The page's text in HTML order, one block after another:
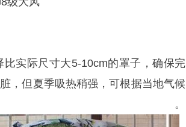
实际尺寸大5-10cm的罩子，确保完
，但夏季吸热稍强，可根据当地气候
。